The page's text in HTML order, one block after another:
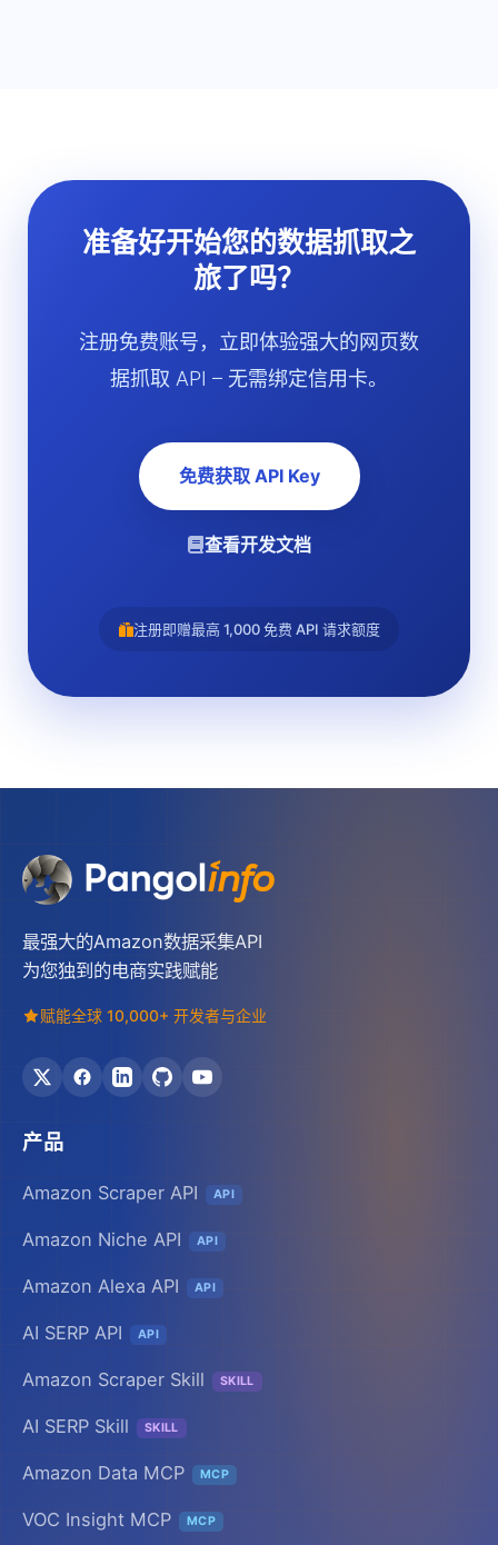
准备好开始您的数据抓取之
旅了吗？
注册免费账号，立即体验强大的网页数
据抓取 API – 无需绑定信用卡。
免费获取 API Key
查看开发文档
注册即赠最高 1,000 免费 API 请求额度
最强大的Amazon数据采集API
为您独到的电商实践赋能
赋能全球 10,000+ 开发者与企业
产品
Amazon Scraper API API
Amazon Niche API API
Amazon Alexa API API
AI SERP API API
Amazon Scraper Skill SKILL
AI SERP Skill SKILL
Amazon Data MCP MCP
VOC Insight MCP MCP